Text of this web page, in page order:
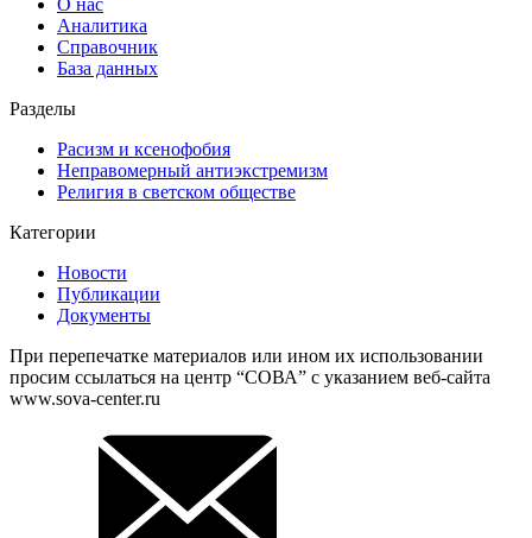
О нас
Аналитика
Справочник
База данных
Разделы
Расизм и ксенофобия
Неправомерный антиэкстремизм
Религия в светском обществе
Категории
Новости
Публикации
Документы
При перепечатке материалов или ином их использовании
просим ссылаться на центр “СОВА” с указанием веб-сайта
www.sova-center.ru